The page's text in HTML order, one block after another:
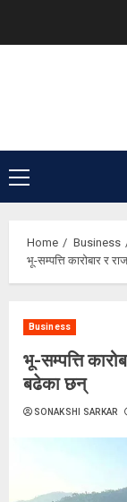
Primary
Menu
Home
Business
भू-सम्पत्ति कारोबार र
Business
भू-सम्पत्ति
बढेका छन्
SONAKSHI SARKAR